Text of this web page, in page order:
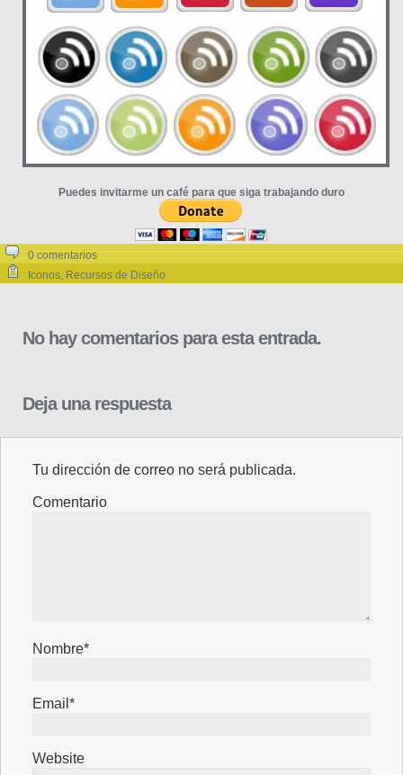
Puedes invitarme un café para que siga trabajando duro
0 comentarios
Iconos, Recursos de Diseño
No hay comentarios para esta entrada.
Deja una respuesta
Tu dirección de correo no será publicada.
Comentario
Nombre*
Email*
Website